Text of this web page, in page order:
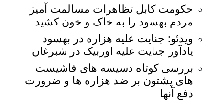
حکومت کابل تظاهرات مسالمت آمیز
مردم بهسود را به خاک و خون کشید
ویدئو: جنایت علیه هزاره در بهسود
یادآور جنایت علیه اوزبیک در شبرغان
بررسی کوتاه دسیسه های فاشیست
های پشتون بر ضد هزاره ها و ضرورت
دفع آنها